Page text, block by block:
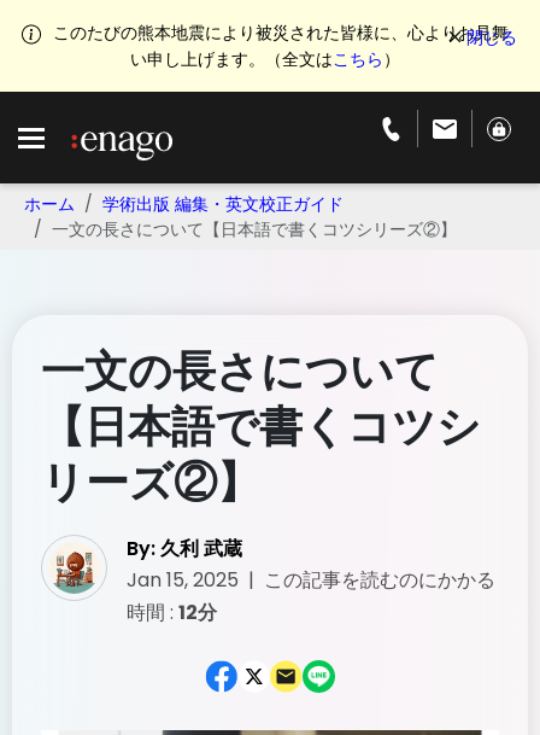
このたびの熊本地震により被災された皆様に、心よりお見舞
い申し上げます。（全文はこちら ）
ホーム
学術出版 編集・英文校正ガイド
一文の長さについて【日本語で書くコツシリーズ②】
一文の長さについて
【日本語で書くコツシ
リーズ②】
By:久利 武蔵
Jan 15, 2025 | この記事を読むのにかかる
時間 : 12分